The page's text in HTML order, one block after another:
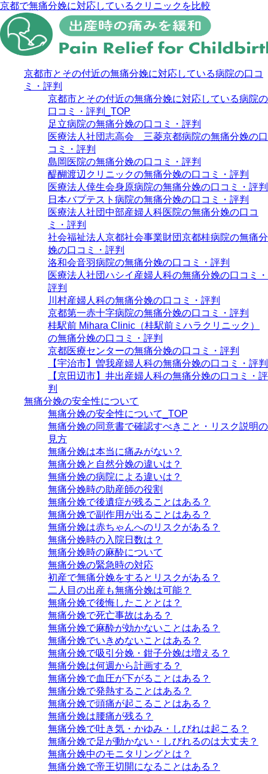
京都で無痛分娩に対応しているクリニックを比較
京都市とその付近の無痛分娩に対応している病院の口コ
ミ・評判
京都市とその付近の無痛分娩に対応している病院の
口コミ・評判_TOP
足立病院の無痛分娩の口コミ・評判
医療法人社団志高会 三菱京都病院の無痛分娩の口
コミ・評判
島岡医院の無痛分娩の口コミ・評判
醍醐渡辺クリニックの無痛分娩の口コミ・評判
医療法人倖生会身原病院の無痛分娩の口コミ・評判
日本バプテスト病院の無痛分娩の口コミ・評判
医療法人社団中部産婦人科医院の無痛分娩の口コ
ミ・評判
社会福祉法人京都社会事業財団京都桂病院の無痛分
娩の口コミ・評判
洛和会音羽病院の無痛分娩の口コミ・評判
医療法人社団ハシイ産婦人科の無痛分娩の口コミ・
評判
川村産婦人科の無痛分娩の口コミ・評判
京都第一赤十字病院の無痛分娩の口コミ・評判
桂駅前 Mihara Clinic（桂駅前ミハラクリニック）
の無痛分娩の口コミ・評判
京都医療センターの無痛分娩の口コミ・評判
【宇治市】曽我産婦人科の無痛分娩の口コミ・評判
【京田辺市】井出産婦人科の無痛分娩の口コミ・評
判
無痛分娩の安全性について
無痛分娩の安全性について_TOP
無痛分娩の同意書で確認すべきこと・リスク説明の
見方
無痛分娩は本当に痛みがない？
無痛分娩と自然分娩の違いは？
無痛分娩の病院による違いは？
無痛分娩時の助産師の役割
無痛分娩で後遺症が残ることはある？
無痛分娩で副作用が出ることはある？
無痛分娩は赤ちゃんへのリスクがある？
無痛分娩時の入院日数は？
無痛分娩時の麻酔について
無痛分娩の緊急時の対応
初産で無痛分娩をするとリスクがある？
二人目の出産も無痛分娩は可能？
無痛分娩で後悔したこととは？
無痛分娩で死亡事故はある？
無痛分娩で麻酔が効かないことはある？
無痛分娩でいきめないことはある？
無痛分娩で吸引分娩・鉗子分娩は増える？
無痛分娩は何週から計画する？
無痛分娩で血圧が下がることはある？
無痛分娩で発熱することはある？
無痛分娩で頭痛が起こることはある？
無痛分娩は腰痛が残る？
無痛分娩で吐き気・かゆみ・しびれは起こる？
無痛分娩で足が動かない・しびれるのは大丈夫？
無痛分娩中のモニタリングとは？
無痛分娩で帝王切開になることはある？